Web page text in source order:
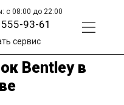
с 08:00 до 22:00
93-61
сервис
Bentley в